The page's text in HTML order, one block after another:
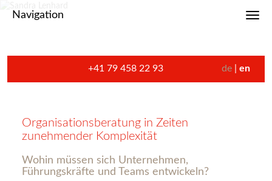
Navigation
+41 79 458 22 93 de en
Organisationsberatung in Zeiten
zunehmender Komplexität
Wohin müssen sich Unternehmen,
Führungskräfte und Teams entwickeln?